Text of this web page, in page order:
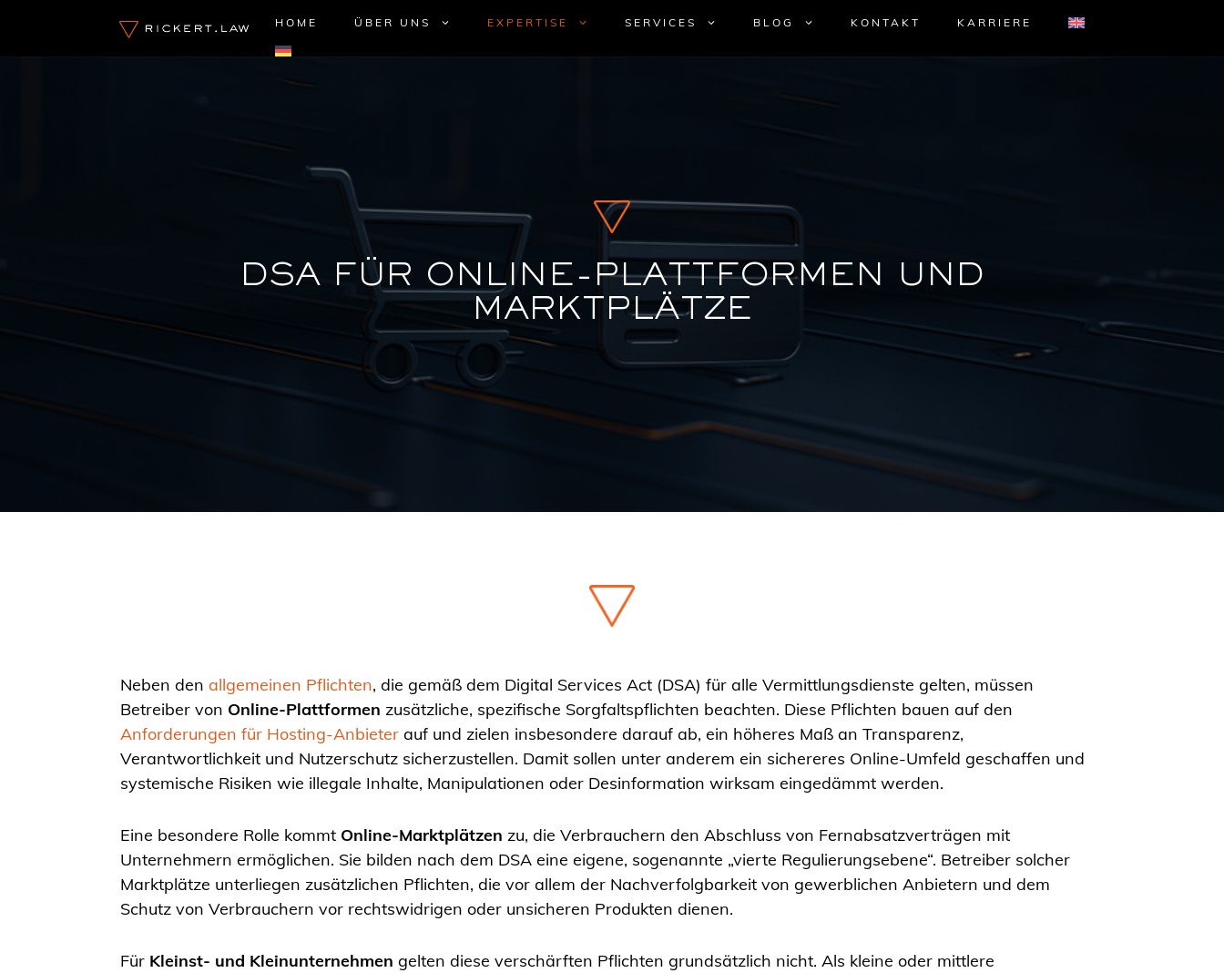
HOME ÜBER UNS EXPERTISE SERVICES BLOG KONTAKT KARRIERE
DSA FÜR ONLINE-PLATTFORMEN UND
MARKTPLÄTZE
Neben den allgemeinen Pflichten, die gemäß dem Digital Services Act (DSA) für alle Vermittlungsdienste gelten, müssen
Betreiber von Online-Plattformen zusätzliche, spezifische Sorgfaltspflichten beachten. Diese Pflichten bauen auf den
Anforderungen für Hosting-Anbieter auf und zielen insbesondere darauf ab, ein höheres Maß an Transparenz,
Verantwortlichkeit und Nutzerschutz sicherzustellen. Damit sollen unter anderem ein sichereres Online-Umfeld geschaffen und
systemische Risiken wie illegale Inhalte, Manipulationen oder Desinformation wirksam eingedämmt werden.
Eine besondere Rolle kommt Online-Marktplätzen zu, die Verbrauchern den Abschluss von Fernabsatzverträgen mit
Unternehmern ermöglichen. Sie bilden nach dem DSA eine eigene, sogenannte „vierte Regulierungsebene“. Betreiber solcher
Marktplätze unterliegen zusätzlichen Pflichten, die vor allem der Nachverfolgbarkeit von gewerblichen Anbietern und dem
Schutz von Verbrauchern vor rechtswidrigen oder unsicheren Produkten dienen.
Für Kleinst- und Kleinunternehmen gelten diese verschärften Pflichten grundsätzlich nicht. Als kleine oder mittlere